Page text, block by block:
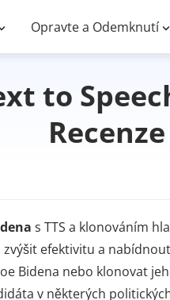
Opravte a Odemknutí
to
s TTS a klonováním
efektivitu a
Bidena nebo klonovat
v některých